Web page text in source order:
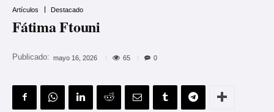
Artículos Destacado
Fátima Ftouni
Publicado: mayo 16, 2026 65 0